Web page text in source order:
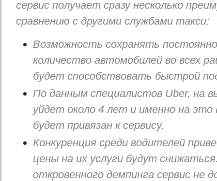
сервис получает сразу несколько
сравнению с другими службами такси:
Возможность сохранять
количество автомобилей во всех
будет способствовать быстрой
По данным специалистов Uber, на
уйдет около 4 лет и именно на это
будет привязан к сервису.
Конкуренция среди водителей
цены на их услуги будут
откровенного демпинга сервис не